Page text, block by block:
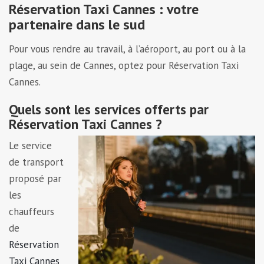
Réservation Taxi Cannes : votre
partenaire dans le sud
Pour vous rendre au travail, à l’aéroport, au port ou à la
plage, au sein de Cannes, optez pour Réservation Taxi
Cannes.
Quels sont les services offerts par
Réservation Taxi Cannes ?
Le service
de transport
proposé par
les
chauffeurs
de
Réservation
Taxi Cannes